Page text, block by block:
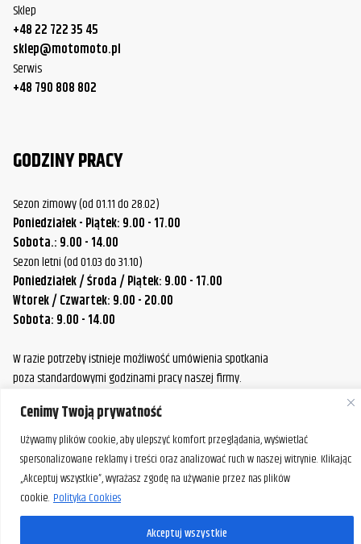
Cenimy Twoją prywatność
Używamy plików cookie, aby ulepszyć komfort przeglądania, wyświetlać
spersonalizowane reklamy i treści oraz analizować ruch w naszej witrynie. Klikając
„Akceptuj wszystkie”, wyrażasz zgodę na używanie przez nas plików
cookie. Polityka Cookies
Akceptuj wszystkie
Sklep
+48 22 722 35 45
sklep@motomoto.pl
Serwis
+48 790 808 802
GODZINY PRACY
Sezon zimowy (od 01.11 do 28.02)
Poniedziałek - Piątek: 9.00 - 17.00
Sobota.: 9.00 - 14.00
Sezon letni (od 01.03 do 31.10)
Poniedziałek / Środa / Piątek: 9.00 - 17.00
Wtorek / Czwartek: 9.00 - 20.00
Sobota: 9.00 - 14.00
W razie potrzeby istnieje możliwość umówienia spotkania
poza standardowymi godzinami pracy naszej firmy.